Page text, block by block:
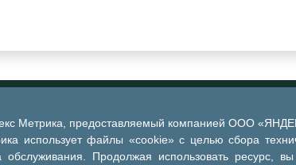
Метрика, предоставляемый компанией ООО
использует файлы «cookie» с целью сбора
Продолжая использовать ресурс,